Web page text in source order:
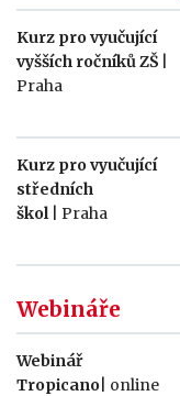
Kurz pro vyučující
vyšších ročníků ZŠ
Praha
Kurz pro vyučující
středních
škol
| Praha
Webináře
Webinář
Tropicano | online